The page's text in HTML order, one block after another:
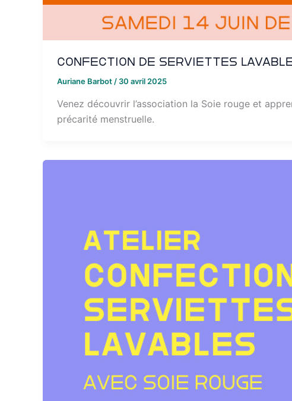
Confection de serviettes
Auriane Barbot / 30 avril 2025
Venez découvrir l’association la Soie rouge et
précarité menstruelle.